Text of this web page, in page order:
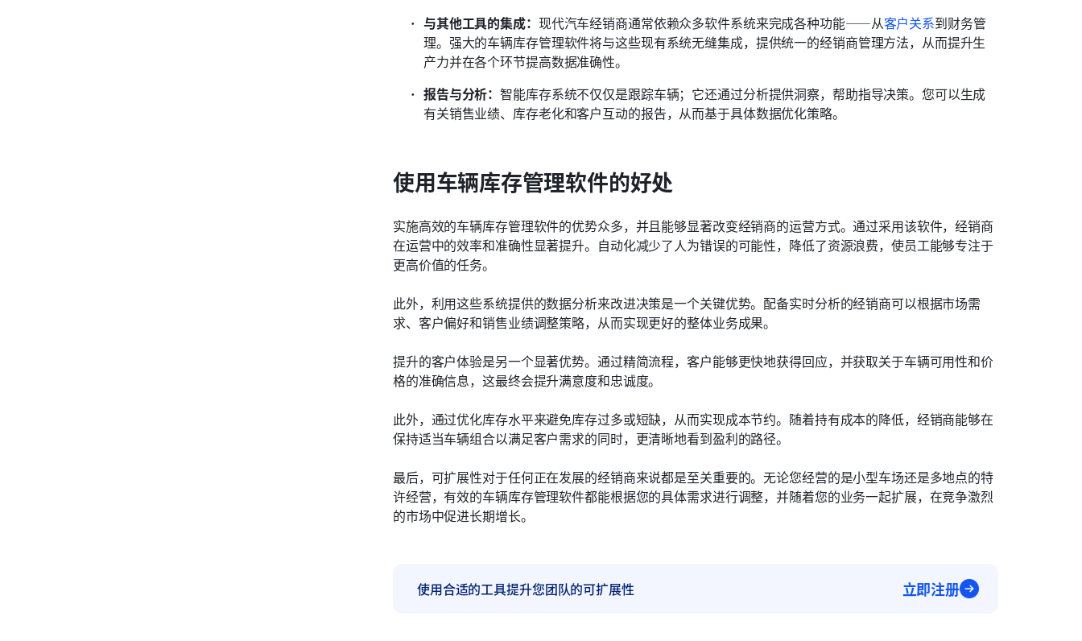
与其他工具的集成： 现代汽车经销商通常依赖众多软件系统来完成各种功能——从客户关系到财务管
理。强大的车辆库存管理软件将与这些现有系统无缝集成，提供统一的经销商管理方法，从而提升生
产力并在各个环节提高数据准确性。
报告与分析：智能库存系统不仅仅是跟踪车辆；它还通过分析提供洞察，帮助指导决策。您可以生成
有关销售业绩、库存老化和客户互动的报告，从而基于具体数据优化策略。
使用车辆库存管理软件的好处
实施高效的车辆库存管理软件的优势众多，并且能够显著改变经销商的运营方式。通过采用该软件，经销商
在运营中的效率和准确性显著提升。自动化减少了人为错误的可能性，降低了资源浪费，使员工能够专注于
更高价值的任务。
此外，利用这些系统提供的数据分析来改进决策是一个关键优势。配备实时分析的经销商可以根据市场需
求、客户偏好和销售业绩调整策略，从而实现更好的整体业务成果。
提升的客户体验是另一个显著优势。通过精简流程，客户能够更快地获得回应，并获取关于车辆可用性和价
格的准确信息，这最终会提升满意度和忠诚度。
此外，通过优化库存水平来避免库存过多或短缺，从而实现成本节约。随着持有成本的降低，经销商能够在
保持适当车辆组合以满足客户需求的同时，更清晰地看到盈利的路径。
最后，可扩展性对于任何正在发展的经销商来说都是至关重要的。无论您经营的是小型车场还是多地点的特
许经营，有效的车辆库存管理软件都能根据您的具体需求进行调整，并随着您的业务一起扩展，在竞争激烈
的市场中促进长期增长。
使用合适的工具提升您团队的可扩展性 立即注册